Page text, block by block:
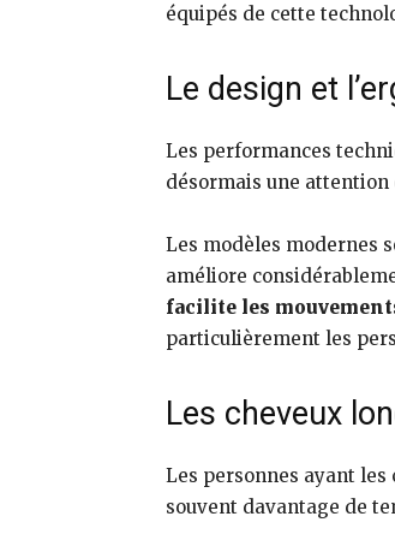
équipés de cette
Le design et
Les performances
désormais une
Les modèles modernes
améliore
facilite les
particulièrement les
Les cheveux
Les personnes ayant
souvent davantage de